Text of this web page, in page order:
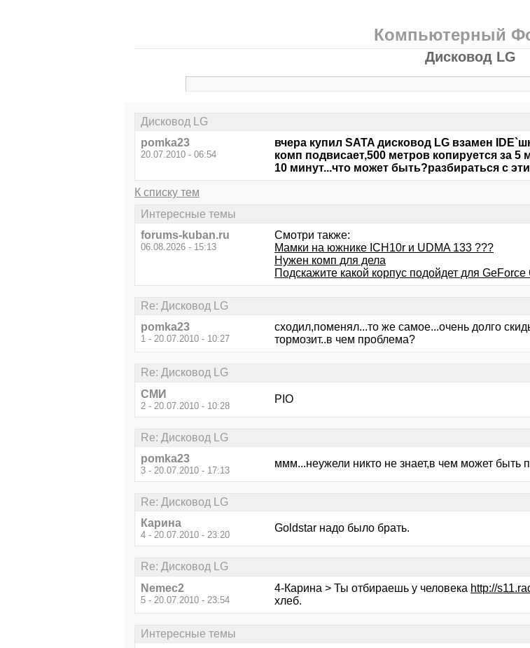
Компьютерный
Дисковод LG
Дисковод LG
pomka23
20.07.2010 - 06:54
вчера купил SATA дисковод LG взамен
комп подвисает,500 метров копируется за
10 минут...что может быть?разбираться с
К списку тем
Интересные темы
forums-kuban.ru
06.08.2026 - 15:13
Смотри также:
Мамки на южнике ICH10r и UDMA 133 ???
Нужен комп для дела
Подскажите какой корпус подойдет для GeForce
Re: Дисковод LG
pomka23
1 - 20.07.2010 - 10:27
сходил,поменял...то же самое...очень долго
тормозит..в чем проблема?
Re: Дисковод LG
СМИ
2 - 20.07.2010 - 10:28
PIO
Re: Дисковод LG
pomka23
3 - 20.07.2010 - 17:13
ммм...неужели никто не знает,в чем может быть
Re: Дисковод LG
Карина
4 - 20.07.2010 - 23:20
Goldstar надо было брать.
Re: Дисковод LG
Nemec2
5 - 20.07.2010 - 23:54
4-Карина > Ты отбираешь у человека http://
хлеб.
Интересные темы